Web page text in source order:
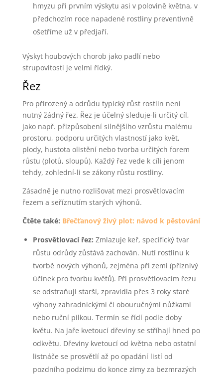
hmyzu při prvním výskytu asi v polovině května, v
předchozím roce napadené rostliny preventivně
ošetříme už v předjaří.
Výskyt houbových chorob jako padlí nebo
strupovitosti je velmi řídký.
Řez
Pro přirozený a odrůdu typický růst rostlin není
nutný žádný řez. Řez je účelný sleduje-li určitý cíl,
jako např. přizpůsobení silnějšího vzrůstu malému
prostoru, podporu určitých vlastností jako květ,
plody, hustota olistění nebo tvorba určitých forem
růstu (plotů, sloupů). Každý řez vede k cíli jenom
tehdy, zohlední-li se zákony růstu rostliny.
Zásadně je nutno rozlišovat mezi prosvětlovacím
řezem a seříznutím starých výhonů.
Čtěte také: Břečťanový živý plot: návod k pěstování
Prosvětlovací řez: Zmlazuje keř, specifický tvar
růstu odrůdy zůstává zachován. Nutí rostlinu k
tvorbě nových výhonů, zejména při zemi (příznivý
účinek pro tvorbu květů). Při prosvětlovacím řezu
se odstraňují starší, zpravidla přes 3 roky staré
výhony zahradnickými či obouručnými nůžkami
nebo ruční pilkou. Termín se řídí podle doby
květu. Na jaře kvetoucí dřeviny se stříhají hned po
odkvětu. Dřeviny kvetoucí od května nebo ostatní
listnáče se prosvětlí až po opadání listí od
pozdního podzimu do konce zimy za bezmrazých